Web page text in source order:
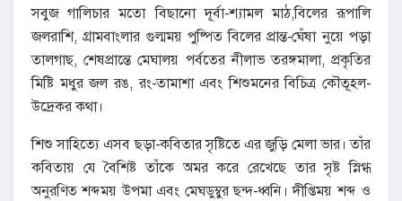
সবুজ গালিচার মতো বিছানো দূর্বা-শ্যামল মাঠ,বিলের রূপালি
জলরাশি, গ্রামবাংলার গুল্মময় পুষ্পিত বিলের প্রান্ত-ঘেঁষা নুয়ে পড়া
তালগাছ, শেষপ্রান্তে মেঘালয় পর্বতের নীলাভ তরঙ্গমালা, প্রকৃতির
মিষ্টি মধুর জল রঙ, রং-তামাশা এবং শিশুমনের বিচিত্র কৌতূহল-
উদ্রেকর কথা।
শিশু সাহিত্যে এসব ছড়া-কবিতার সৃষ্টিতে এর জুড়ি মেলা ভার। তাঁর
কবিতায় যে বৈশিষ্ট তাঁকে অমর করে রেখেছে তার সৃষ্ট স্নিগ্ধ
অনুরণিত শব্দময় উপমা এবং মেঘডুম্বুর ছন্দ-ধ্বনি। দীপ্তিময় শব্দ ও